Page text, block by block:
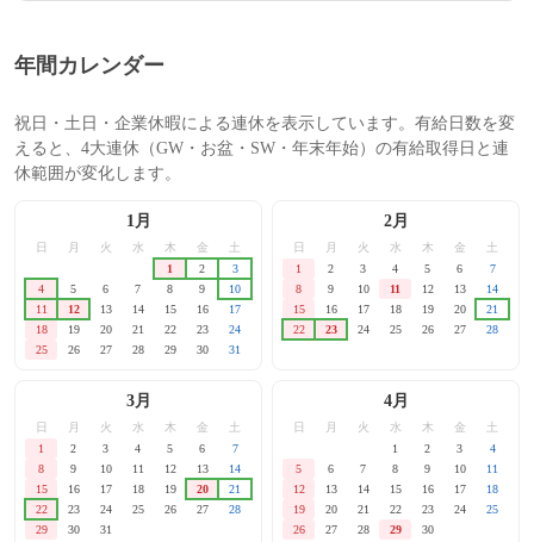
年間カレンダー
祝日・土日・企業休暇による連休を表示しています。有給日数を変
えると、4大連休（GW・お盆・SW・年末年始）の有給取得日と連
休範囲が変化します。
1月
日 月 火 水 木 金
土
1
2
3
4
5 6 7 8 9
10
11
12 13 14 15 16
17
18
19 20 21 22 23
24
25
26 27 28 29 30 31
2月
日 月 火 水 木 金
土
1
2 3 4 5 6
7
8
9 10 11 12 13
14
15
16 17 18 19 20
21
22
23 24 25 26 27 28
3月
日 月 火 水 木 金
土
1
2 3 4 5 6
7
8
9 10 11 12 13
14
15
16 17 18 19 20
21
22
23 24 25 26 27
28
29
30 31
4月
日 月 火 水 木 金
土
1
2 3
4
5
6 7 8 9 10
11
12
13 14 15 16 17
18
19
20 21 22 23 24
25
26
27 28 29 30